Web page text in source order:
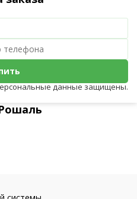
данные защищены.